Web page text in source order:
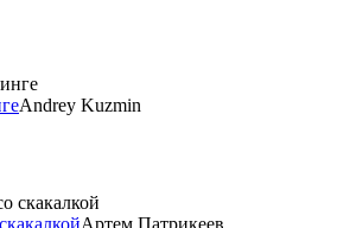
Andrey Kuzmin